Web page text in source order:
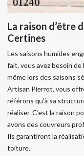
La raison d’être
Certines
Les saisons humides
fait, vous avez besoin de
même lors des saisons
Artisan Pierrot, vous
référons qu’à sa
réaliser. C’est la raison
avons des couvreurs
Ils garantiront la
toiture.